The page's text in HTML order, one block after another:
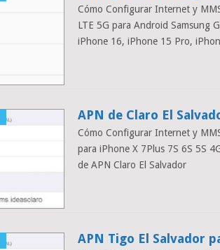
Cómo Configurar Internet y
LTE 5G para Android Samsung
iPhone 16, iPhone 15 Pro,
APN de Claro El
Cómo Configurar Internet y
para iPhone X 7Plus 7S 6S 5S
de APN Claro El Salvador
APN Tigo El Salvador